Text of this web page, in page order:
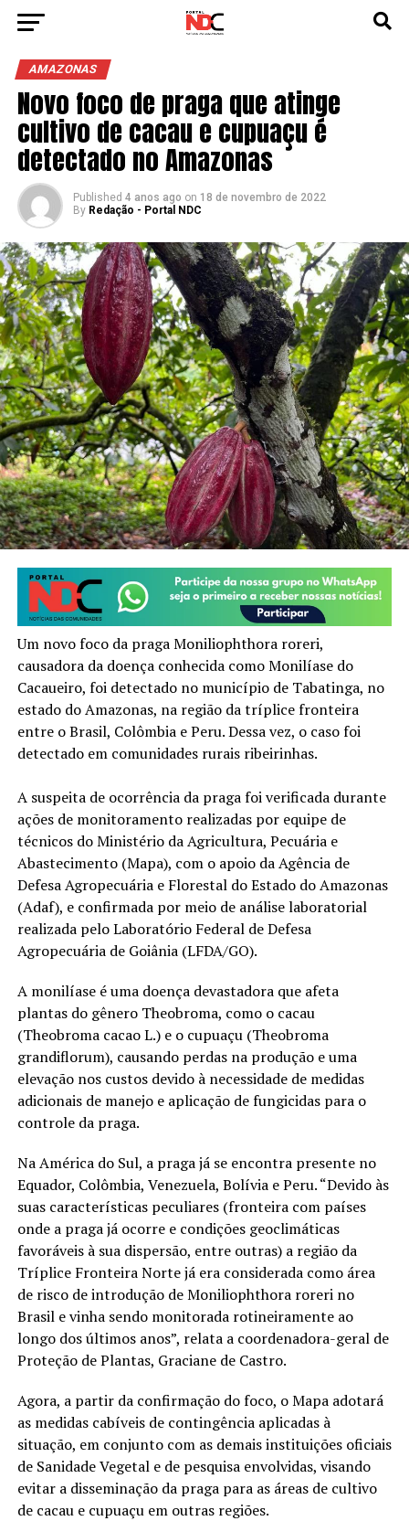
AMAZONAS
Novo foco de praga que atinge
cultivo de cacau e cupuaçu é
detectado no Amazonas
Published 4 anos ago on 18 de novembro de 2022
By Redação - Portal NDC
Um novo foco da praga Moniliophthora roreri,
causadora da doença conhecida como Monilíase do
Cacaueiro, foi detectado no município de Tabatinga, no
estado do Amazonas, na região da tríplice fronteira
entre o Brasil, Colômbia e Peru. Dessa vez, o caso foi
detectado em comunidades rurais ribeirinhas.
A suspeita de ocorrência da praga foi verificada durante
ações de monitoramento realizadas por equipe de
técnicos do Ministério da Agricultura, Pecuária e
Abastecimento (Mapa), com o apoio da Agência de
Defesa Agropecuária e Florestal do Estado do Amazonas
(Adaf), e confirmada por meio de análise laboratorial
realizada pelo Laboratório Federal de Defesa
Agropecuária de Goiânia (LFDA/GO).
A monilíase é uma doença devastadora que afeta
plantas do gênero Theobroma, como o cacau
(Theobroma cacao L.) e o cupuaçu (Theobroma
grandiflorum), causando perdas na produção e uma
elevação nos custos devido à necessidade de medidas
adicionais de manejo e aplicação de fungicidas para o
controle da praga.
Na América do Sul, a praga já se encontra presente no
Equador, Colômbia, Venezuela, Bolívia e Peru. “Devido às
suas características peculiares (fronteira com países
onde a praga já ocorre e condições geoclimáticas
favoráveis à sua dispersão, entre outras) a região da
Tríplice Fronteira Norte já era considerada como área
de risco de introdução de Moniliophthora roreri no
Brasil e vinha sendo monitorada rotineiramente ao
longo dos últimos anos”, relata a coordenadora-geral de
Proteção de Plantas, Graciane de Castro.
Agora, a partir da confirmação do foco, o Mapa adotará
as medidas cabíveis de contingência aplicadas à
situação, em conjunto com as demais instituições oficiais
de Sanidade Vegetal e de pesquisa envolvidas, visando
evitar a disseminação da praga para as áreas de cultivo
de cacau e cupuaçu em outras regiões.